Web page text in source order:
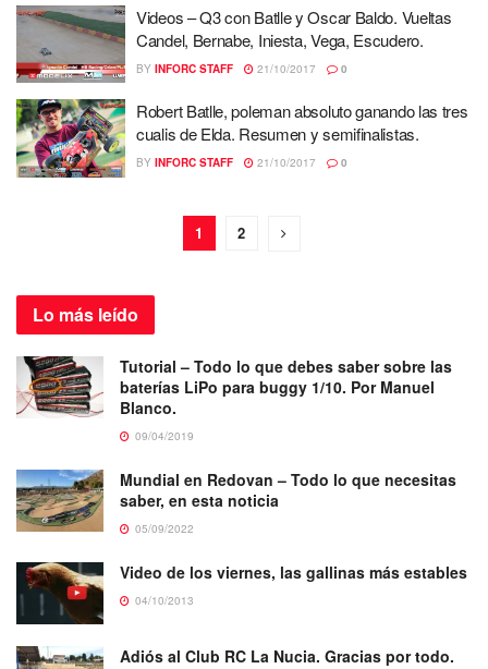
Videos – Q3 con Batlle y Oscar Baldo. Vueltas
Candel, Bernabe, Iniesta, Vega, Escudero.
BY INFORC STAFF 21/10/2017 0
Robert Batlle, poleman absoluto ganando las tres
cualis de Elda. Resumen y semifinalistas.
BY INFORC STAFF 21/10/2017 0
1 2
Lo más leído
Tutorial – Todo lo que debes saber sobre las
baterías LiPo para buggy 1/10. Por Manuel
Blanco.
09/04/2019
Mundial en Redovan – Todo lo que necesitas
saber, en esta noticia
05/09/2022
Video de los viernes, las gallinas más estables
04/10/2013
Adiós al Club RC La Nucia. Gracias por todo.